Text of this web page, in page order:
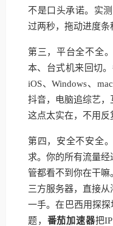
不是口头承诺。实
过两秒，拖动进度条
第三，平台全不全
本、台式机来回切。
iOS、Windows、
抖音，电脑追综艺
这点太实在，不用反
第四，安全不安全
求。你的所有流量
管都看不到你在干
三方服务器，直接
一手。在巴西用探探
题， 番茄加速器把